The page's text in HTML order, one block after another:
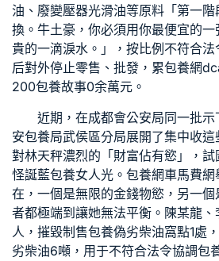
油、廢變壓器光滑油等原料「第一
換。牛土豪，你必須用你最便宜的
貴的一滴淚水。」，按比例不符合
后對外停止零售、批發，累包養網
200包養故事0余萬元。
近期，在成都會公安局同一批
安包養局武侯區分局展開了集中收
對林天秤濃烈的「財富佔有慾」，
怪誕藍包養女人光。 包養網車馬費網
在，一個是無限的金錢物慾，另一
者都極端到讓她無法平衡。陳某龍
人，摧毀制售包養偽劣柴油窩點1處
劣柴油6噸，用于不符合法令協調包